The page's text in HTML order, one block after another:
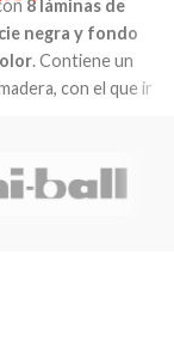
8 láminas de
negra y fondo
. Contiene un
con el que ir